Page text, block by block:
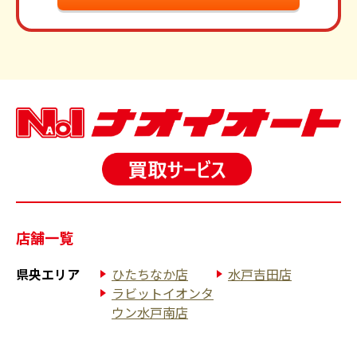
店舗一覧
県央エリア ひたちなか店
水戸吉田店
ラビットイオンタ
ウン水戸南店